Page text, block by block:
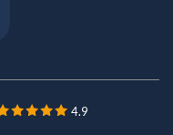
4.9